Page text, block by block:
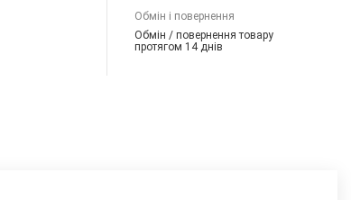
Обмін і повернення
Обмін / повернення товару
протягом 14 днів